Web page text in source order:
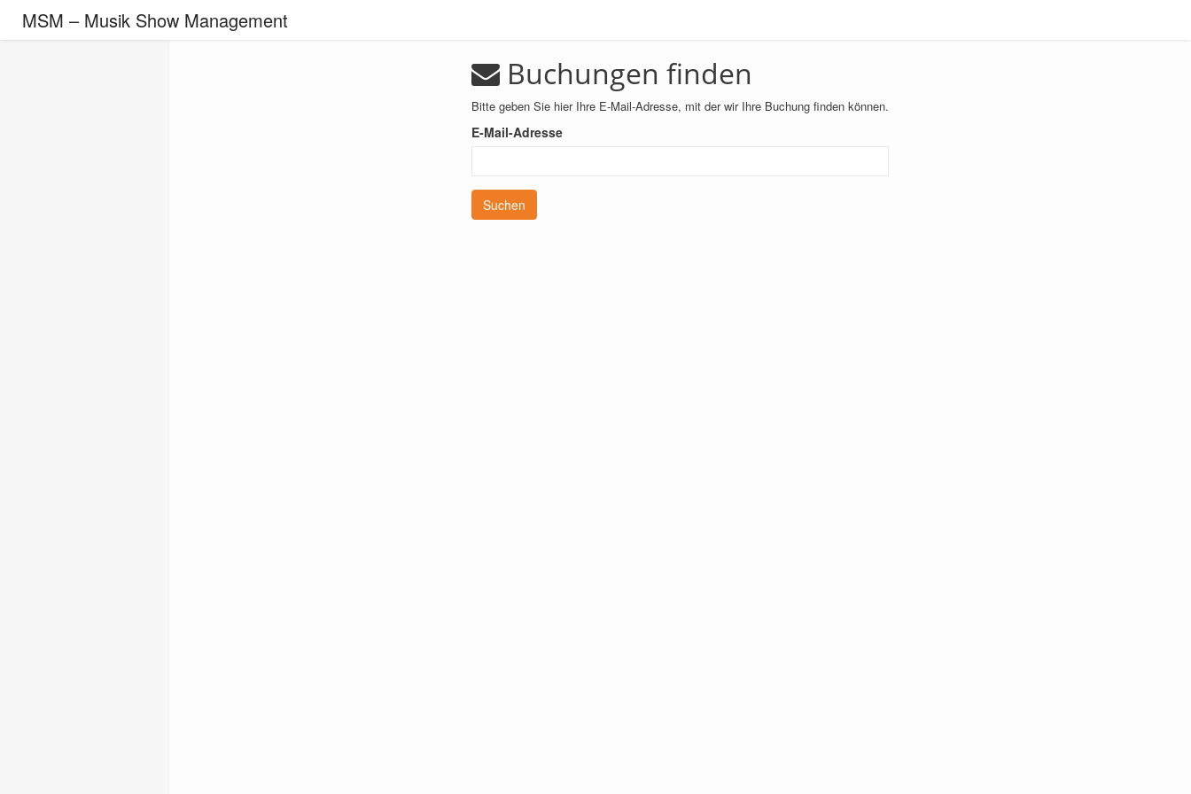
MSM – Musik Show Management
Buchungen finden
Bitte geben Sie hier Ihre E-Mail-Adresse, mit der wir Ihre Buchung finden können.
E-Mail-Adresse
Suchen